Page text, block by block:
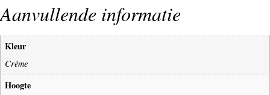
Aanvullende informatie
Kleur
Crème
Hoogte